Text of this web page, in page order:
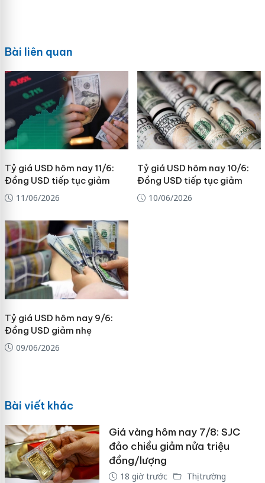
Bài liên quan
Tỷ giá USD hôm nay 11/6:
Đồng USD tiếp tục giảm
11/06/2026
Tỷ giá USD hôm nay 10/6:
Đồng USD tiếp tục giảm
10/06/2026
Tỷ giá USD hôm nay 9/6:
Đồng USD giảm nhẹ
09/06/2026
Bài viết khác
Giá vàng hôm nay 7/8: SJC
đảo chiều giảm nửa triệu
đồng/lượng
18 giờ trước Thị trường